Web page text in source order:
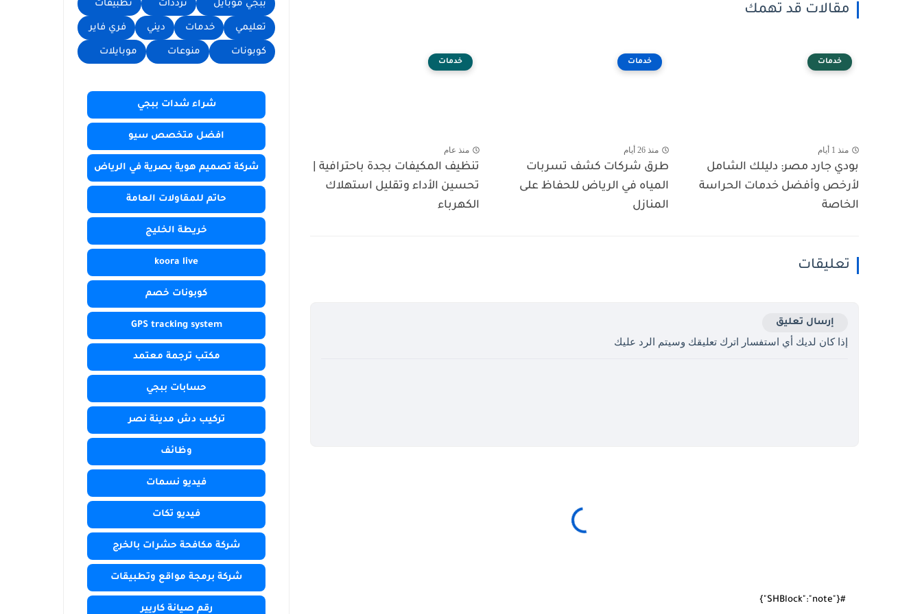
مقالات قد تهمك
خدمات
منذ 1 أيام
بودي جارد مصر: دليلك الشامل
لأرخص وأفضل خدمات الحراسة
الخاصة
خدمات
منذ 26 أيام
طرق شركات كشف تسربات
المياه في الرياض للحفاظ على
المنازل
خدمات
منذ عام
تنظيف المكيفات بجدة باحترافية |
تحسين الأداء وتقليل استهلاك
الكهرباء
تعليقات
إرسال تعليق
إذا كان لديك أي استفسار اترك تعليقك وسيتم الرد عليك
#{"SHBlock":"note"}
ببجي موبايل ترددات تطبيقات
تعليمي خدمات ديني فري فاير
كوبونات منوعات موبايلات
شراء شدات ببجي
افضل متخصص سيو
شركة تصميم هوية بصرية في الرياض
حاتم للمقاولات العامة
خريطة الخليج
koora live
كوبونات خصم
GPS tracking system
مكتب ترجمة معتمد
حسابات ببجي
تركيب دش مدينة نصر
وظائف
فيديو نسمات
فيديو تكات
شركة مكافحة حشرات بالخرج
شركة برمجة مواقع وتطبيقات
رقم صيانة كاريير